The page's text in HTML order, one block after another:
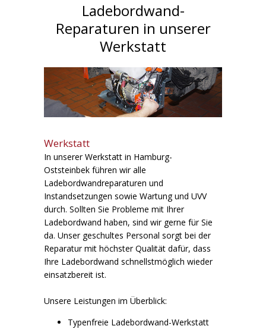
Ladebordwand-
Reparaturen in unserer
Werkstatt
Werkstatt
In unserer Werkstatt in Hamburg-
Oststeinbek führen wir alle
Ladebordwandreparaturen und
Instandsetzungen sowie Wartung und UVV
durch. Sollten Sie Probleme mit Ihrer
Ladebordwand haben, sind wir gerne für Sie
da. Unser geschultes Personal sorgt bei der
Reparatur mit höchster Qualität dafür, dass
Ihre Ladebordwand schnellstmöglich wieder
einsatzbereit ist.
Unsere Leistungen im Überblick:
Typenfreie Ladebordwand-Werkstatt